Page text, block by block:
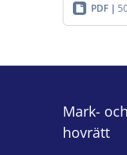
PDF
Mark-
hovrätt